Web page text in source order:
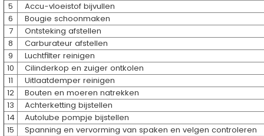
5
Accu-vloeistof bijvullen
6
Bougie schoonmaken
7
Ontsteking afstellen
8
Carburateur afstellen
9
Luchtfilter reinigen
10
Cilinderkop en zuiger ontkolen
11
Uitlaatdemper reinigen
12
Bouten en moeren natrekken
13
Achterketting bijstellen
14
Autolube pompje bijstellen
15
Spanning en vervorming van spaken en velgen controleren